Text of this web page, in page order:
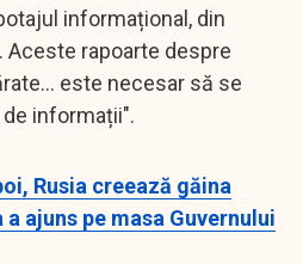
informațional, din
rapoarte despre
este necesar să se
informații".
Rusia creează găina
ajuns pe masa Guvernului